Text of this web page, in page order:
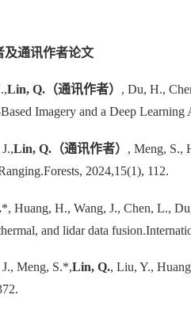
及通讯作者论文
Lin, Q.（通讯作者） , Du, H.,
Imagery and a Deep Learning
Lin, Q.（通讯作者） , Meng, S.,
2024,15(1), 112.
*, Huang, H., Wang, J., Chen, L.,
and lidar data
Meng, S.*,Lin, Q., Liu, Y.,